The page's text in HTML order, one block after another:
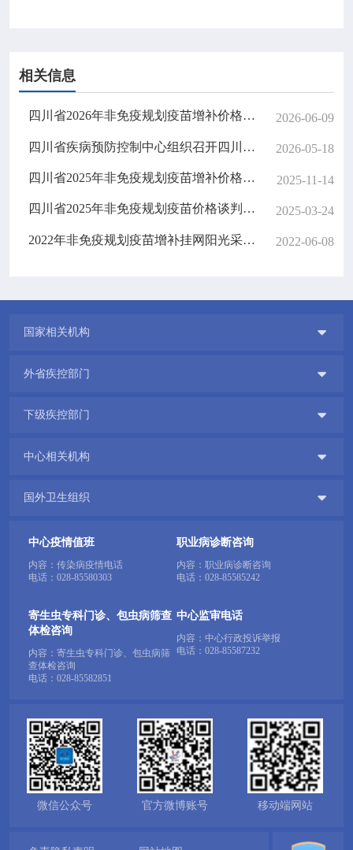
相关信息
四川省2026年非免疫规划疫苗增补价格谈判会简讯 2026-06-09
四川省疾病预防控制中心组织召开四川省2026年非免疫规划疫苗增补采购资质审核专家会 2026-05-18
四川省2025年非免疫规划疫苗增补价格谈判会简讯 2025-11-14
四川省2025年非免疫规划疫苗价格谈判会简讯 2025-03-24
2022年非免疫规划疫苗增补挂网阳光采购资质审核暨2021年非免疫规划疫苗挂网阳光采购已挂网信息变更维护资质审核专家会顺利召开 2022-06-08
国家相关机构 
外省疾控部门 
下级疾控部门 
中心相关机构 
国外卫生组织 
中心疫情值班
内容：传染病疫情电话
电话： 028-85580303
职业病诊断咨询
内容：职业病诊断咨询
电话： 028-85585242
寄生虫专科门诊、包虫病筛查
体检咨询
内容：寄生虫专科门诊、包虫病筛
查体检咨询
电话： 028-85582851
中心监审电话
内容：中心行政投诉举报
电话： 028-85587232
微信公众号 官方微博账号 移动端网站